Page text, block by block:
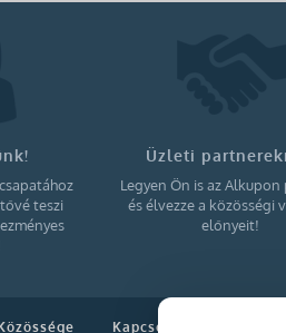
teszi
Üzleti
Legyen Ön is az
és élvezze a közösségi
előnyeit!
Kapcsolat